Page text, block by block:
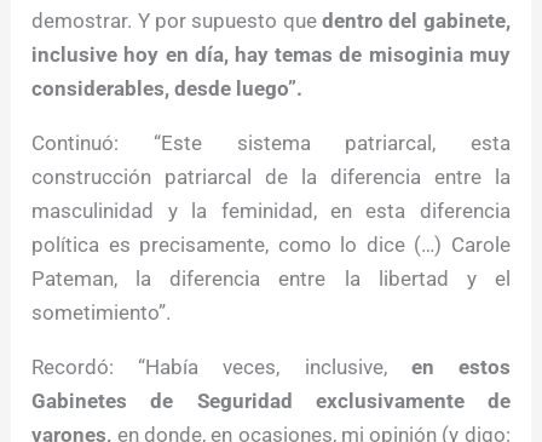
demostrar. Y por supuesto quedentro del gabinete,
inclusive hoy en día, hay temas de misoginia muy
considerables, desde luego”.
Continuó: “Este sistema patriarcal, esta
construcción patriarcal de la diferencia entre la
masculinidad y la feminidad, en esta diferencia
política es precisamente, como lo dice (…) Carole
Pateman, la diferencia entre la libertad y el
sometimiento”.
Recordó: “Había veces, inclusive, en estos
Gabinetes de Seguridad exclusivamente de
varones, en donde, en ocasiones, mi opinión (y digo: